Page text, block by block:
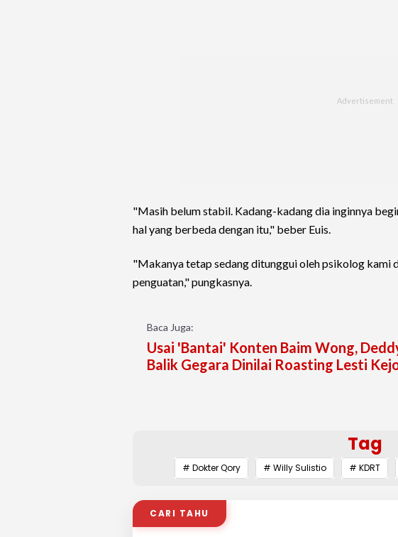
"Masih belum stabil. Kadang-kadang dia inginnya
hal yang berbeda dengan itu," beber Euis.
"Makanya tetap sedang ditunggui oleh psikolog kami
penguatan," pungkasnya.
Baca Juga:
Usai 'Bantai' Konten Baim Wong,
Balik Gegara Dinilai Roasting Lesti
Tag
# Dokter Qory # Willy Sulistio # KDRT
CARI TAHU